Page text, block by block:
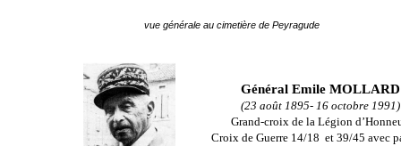
vue générale au cimetière de Peyragude
Général Emile MOLLARD
(23 août 1895- 16 octobre 1991)
Grand-croix de la Légion
Croix de Guerre 14/18 et 39/45 avec